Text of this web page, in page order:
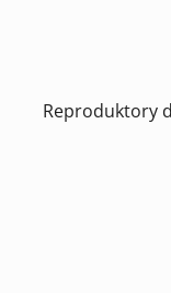
Reproduktory